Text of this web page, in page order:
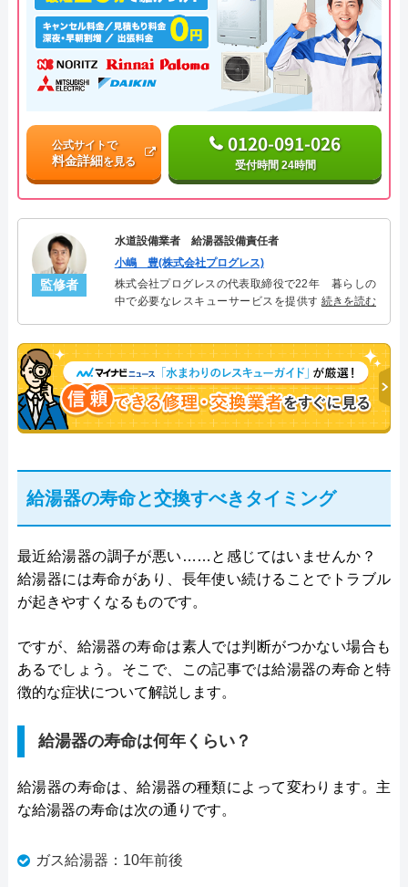
公式サイトで
料金詳細を見る
0120-091-026
受付時間 24時間
監修者
水道設備業者 給湯器設備責任者
小嶋 豊(株式会社プログレス)
株式会社プログレスの代表取締役で22年 暮らしの
中で必要なレスキューサービスを提供する株式会社
決。多くのお客様に信頼される「給湯器」のスペシ
ャリスト。
続きを読む
給湯器の寿命と交換すべきタイミング
最近給湯器の調子が悪い……と感じてはいませんか？
給湯器には寿命があり、長年使い続けることでトラブル
が起きやすくなるものです。
ですが、給湯器の寿命は素人では判断がつかない場合も
あるでしょう。そこで、この記事では給湯器の寿命と特
徴的な症状について解説します。
給湯器の寿命は何年くらい？
給湯器の寿命は、給湯器の種類によって変わります。主
な給湯器の寿命は次の通りです。
ガス給湯器：10年前後